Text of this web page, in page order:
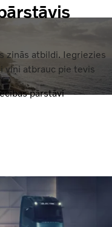
zinās atbildi. Iegriezies
viņi atbrauc pie tevis
pārstāvi